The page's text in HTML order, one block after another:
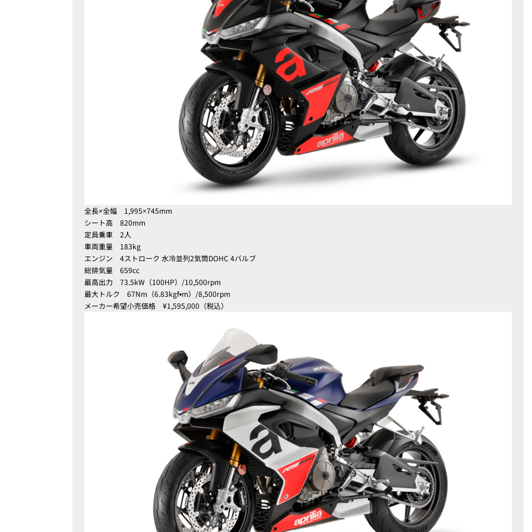
全長×全幅 1,995×745mm
シート高 820mm
定員乗車 2人
車両重量 183kg
エンジン 4ストローク 水冷並列2気筒DOHC 4バルブ
総排気量 659cc
最高出力 73.5kW（100HP）/10,500rpm
最大トルク 67Nm（6.83kgf•m）/8,500rpm
メーカー希望小売価格 ¥1,595,000（税込）